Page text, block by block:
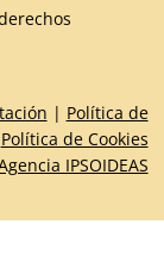
| Política de
Política de Cookies
IPSOIDEAS